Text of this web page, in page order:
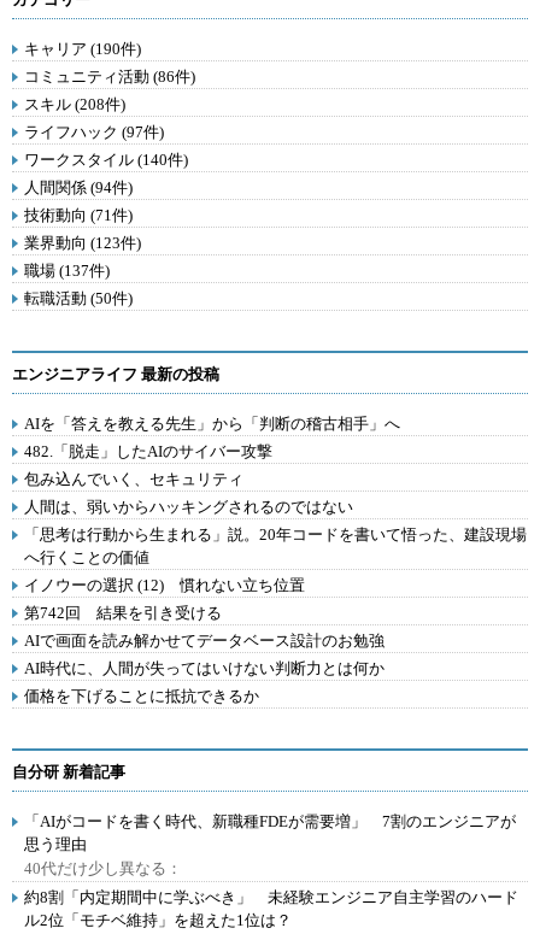
キャリア (190件)
コミュニティ活動 (86件)
スキル (208件)
ライフハック (97件)
ワークスタイル (140件)
人間関係 (94件)
技術動向 (71件)
業界動向 (123件)
職場 (137件)
転職活動 (50件)
エンジニアライフ 最新の投稿
AIを「答えを教える先生」から「判断の稽古相手」へ
482.「脱走」したAIのサイバー攻撃
包み込んでいく、セキュリティ
人間は、弱いからハッキングされるのではない
「思考は行動から生まれる」説。20年コードを書いて悟った、建設現場
へ行くことの価値
イノウーの選択 (12) 慣れない立ち位置
第742回 結果を引き受ける
AIで画面を読み解かせてデータベース設計のお勉強
AI時代に、人間が失ってはいけない判断力とは何か
価格を下げることに抵抗できるか
自分研 新着記事
「AIがコードを書く時代、新職種FDEが需要増」 7割のエンジニアが
思う理由
40代だけ少し異なる：
約8割「内定期間中に学ぶべき」 未経験エンジニア自主学習のハード
ル2位「モチベ維持」を超えた1位は？